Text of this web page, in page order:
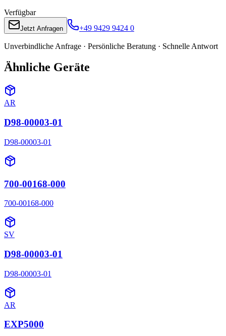
Verfügbar
Jetzt Anfragen +49 9429 9424 0
Unverbindliche Anfrage · Persönliche Beratung · Schnelle Antwort
Ähnliche Geräte
AR
D98-00003-01
D98-00003-01
700-00168-000
700-00168-000
SV
D98-00003-01
D98-00003-01
AR
EXP5000